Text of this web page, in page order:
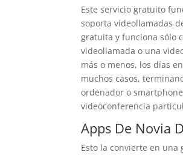
Este servicio gratuito
soporta videollamadas
gratuita y funciona sólo
videollamada o una
más o menos, los días
muchos casos,
ordenador o
videoconferencia
Apps De Novia
Esto la convierte en una